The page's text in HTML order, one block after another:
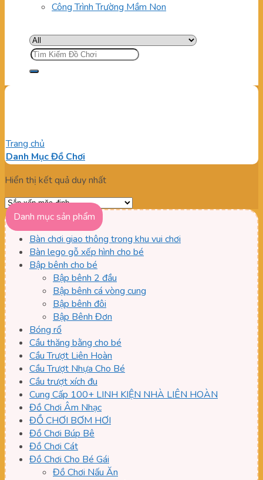
Công Trình Trường Mầm Non
Tìm
kiếm:
Trang chủ
Danh Mục Đồ Chơi
Hiển thị kết quả duy nhất
Danh mục sản phẩm
Bàn chơi giao thông trong khu vui chơi
Bàn lego gỗ xếp hình cho bé
Bập bênh cho bé
Bập bênh 2 đầu
Bập bênh cá vòng cung
Bập bênh đôi
Bập Bênh Đơn
Bóng rổ
Cầu thăng bằng cho bé
Cầu Trượt Liên Hoàn
Cầu Trượt Nhựa Cho Bé
Cầu trượt xích đu
Cung Cấp 100+ LINH KIỆN NHÀ LIÊN HOÀN
Đồ Chơi Âm Nhạc
ĐỒ CHƠI BƠM HƠI
Đồ Chơi Búp Bê
Đồ Chơi Cát
Đồ Chơi Cho Bé Gái
Đồ Chơi Nấu Ăn